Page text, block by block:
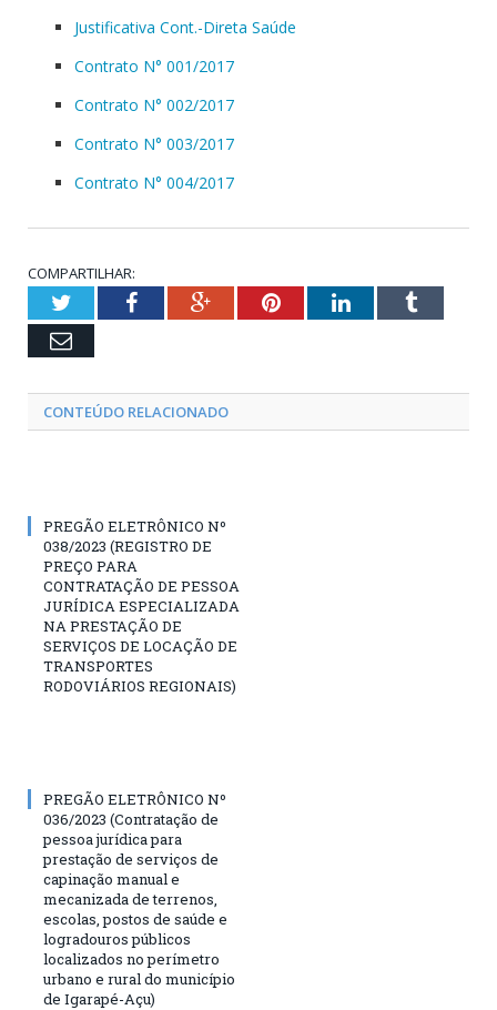
Justificativa Cont.-Direta Saúde
Contrato N° 001/2017
Contrato N° 002/2017
Contrato N° 003/2017
Contrato N° 004/2017
COMPARTILHAR:
TwitterFacebookGoogle+PinterestLinkedInTumblr
Email
CONTEÚDO RELACIONADO
PREGÃO ELETRÔNICO Nº
038/2023 (REGISTRO DE
PREÇO PARA
CONTRATAÇÃO DE PESSOA
JURÍDICA ESPECIALIZADA
NA PRESTAÇÃO DE
SERVIÇOS DE LOCAÇÃO DE
TRANSPORTES
RODOVIÁRIOS REGIONAIS)
PREGÃO ELETRÔNICO Nº
036/2023 (Contratação de
pessoa jurídica para
prestação de serviços de
capinação manual e
mecanizada de terrenos,
escolas, postos de saúde e
logradouros públicos
localizados no perímetro
urbano e rural do município
de Igarapé-Açu)